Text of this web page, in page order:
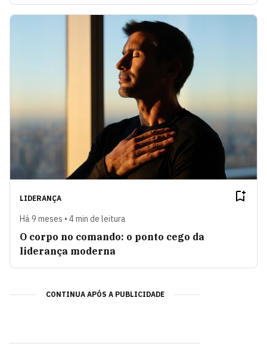
LIDERANÇA
Há 9 meses • 4 min de leitura
O corpo no comando: o ponto cego da
liderança moderna
CONTINUA APÓS A PUBLICIDADE